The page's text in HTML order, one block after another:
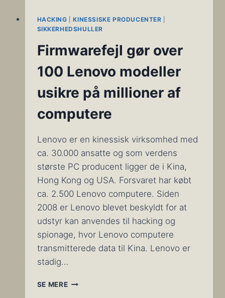
HACKING |KINESSISKE PRODUCENTER
SIKKERHEDSHULLER
Firmwarefejl gør over
100 Lenovo modeller
usikre på millioner af
computere
Lenovo er en kinessisk virksomhed med
ca. 30.000 ansatte og som verdens
største PC producent ligger de i Kina,
Hong Kong og USA. Forsvaret har købt
ca. 2.500 Lenovo computere. Siden
2008 er Lenovo blevet beskyldt for at
udstyr kan anvendes til hacking og
spionage, hvor Lenovo computere
transmitterede data til Kina. Lenovo er
stadig…
SE MEREFIRMWAREFEJL